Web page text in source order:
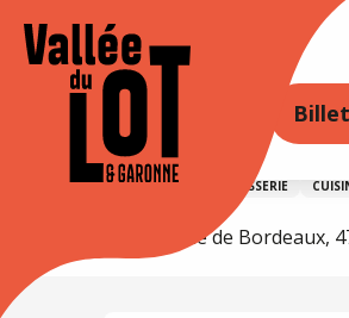
contenu
principal
Accueil Bistro Régent
Bistro
RESTAURANT BRASSERIE
964 Avenue de Bordeaux,